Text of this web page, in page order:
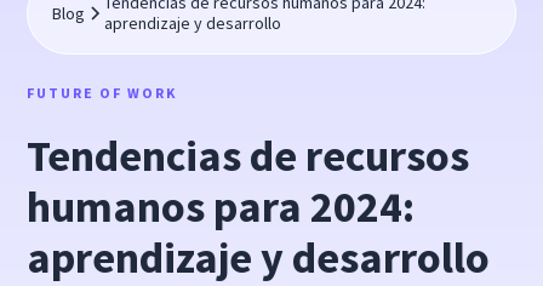
Blog
aprendizaje y desarrollo
FUTURE OF WORK
Tendencias de recursos
humanos para 2024:
aprendizaje y desarrollo